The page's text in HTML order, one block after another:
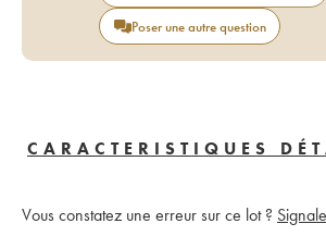
Poser une autre question
CARACTERISTIQUES
Vous constatez une erreur sur ce lot ?